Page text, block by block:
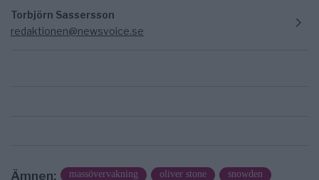
Torbjörn Sassersson
redaktionen@newsvoice.se
Ämnen: massövervakning oliver stone snowden